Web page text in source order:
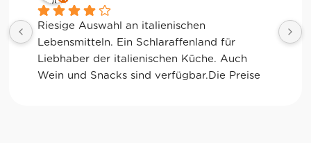
Tolle Auswahl! Die Frischetheke und der
Kaffee sind ebenfalls sensationell. Viele
glutenfreie Optionen.